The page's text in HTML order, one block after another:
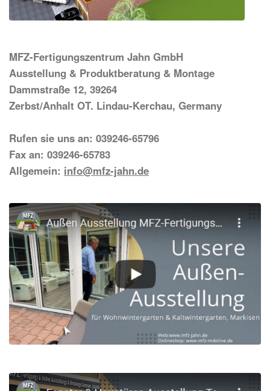
MFZ-Fertigungszentrum Jahn GmbH
Ausstellung & Produktberatung & Montage
Dammstraße 12, 39264
Zerbst/Anhalt OT. Lindau-Kerchau, Germany
Rufen sie uns an: 039246-65796
Fax an: 039246-65783
Allgemein: info@mfz-jahn.de